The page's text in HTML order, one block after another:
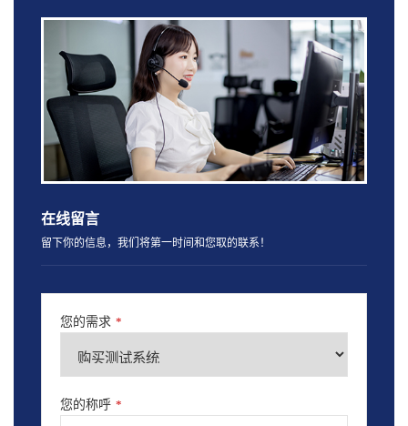
在线留言
留下你的信息，我们将第一时间和您取的联系！
您的需求 *
您的称呼 *